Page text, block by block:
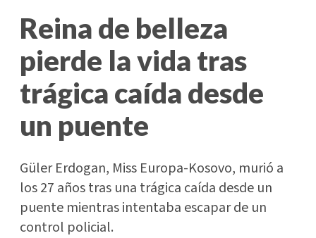
Reina de belleza
pierde la vida tras
trágica caída desde
un puente
Güler Erdogan, Miss Europa-Kosovo, murió a
los 27 años tras una trágica caída desde un
puente mientras intentaba escapar de un
control policial.